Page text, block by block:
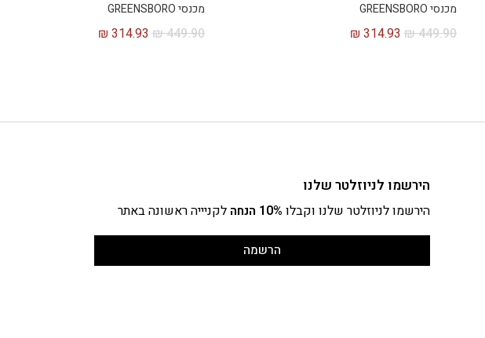
מכנסי GREENSBORO
₪449.90
₪ 314.93
מכנסי GREENSBORO
₪449.90
₪ 314.93
הירשמו לניוזלטר שלנו
הירשמו לניוזלטר שלנו וקבלו 10% הנחה לקניייה ראשונה באתר
הרשמה